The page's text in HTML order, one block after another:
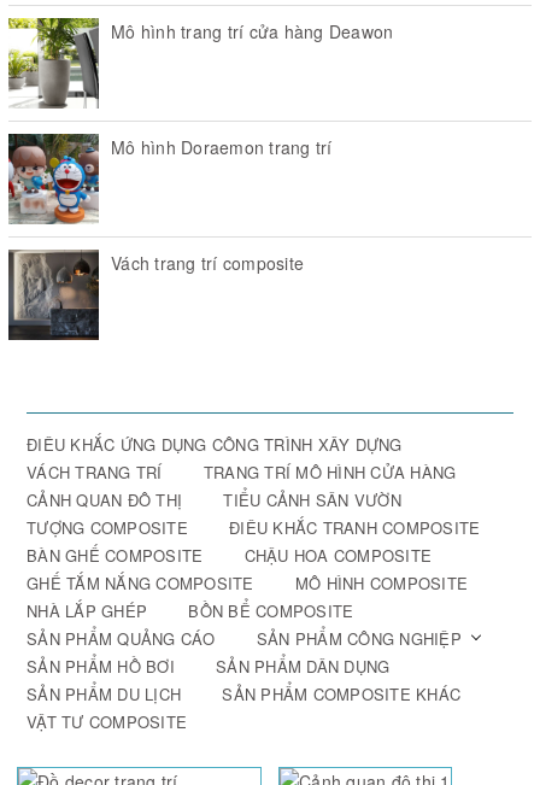
Mô hình trang trí cửa hàng Deawon
Mô hình Doraemon trang trí
Vách trang trí composite
ĐIÊU KHẮC ỨNG DỤNG CÔNG TRÌNH XÂY DỰNG
VÁCH TRANG TRÍ
TRANG TRÍ MÔ HÌNH CỬA HÀNG
CẢNH QUAN ĐÔ THỊ
TIỂU CẢNH SÂN VƯỜN
TƯỢNG COMPOSITE
ĐIÊU KHẮC TRANH COMPOSITE
BÀN GHẾ COMPOSITE
CHẬU HOA COMPOSITE
GHẾ TẮM NẮNG COMPOSITE
MÔ HÌNH COMPOSITE
NHÀ LẮP GHÉP
BỒN BỂ COMPOSITE
SẢN PHẨM QUẢNG CÁO
SẢN PHẨM CÔNG NGHIỆP
SẢN PHẨM HỒ BƠI
SẢN PHẨM DÂN DỤNG
SẢN PHẨM DU LỊCH
SẢN PHẨM COMPOSITE KHÁC
VẬT TƯ COMPOSITE